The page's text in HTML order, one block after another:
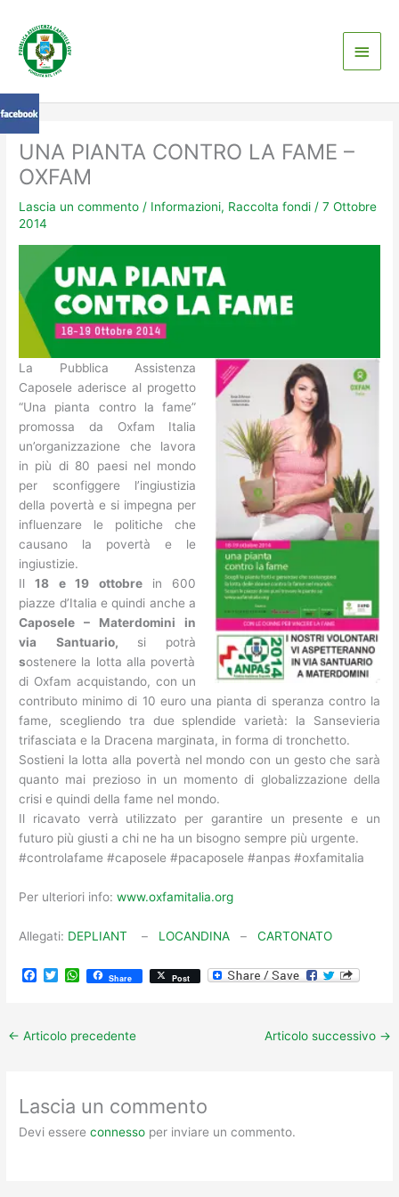
contenuto
Menu
UNA PIANTA CONTRO LA FAME –
OXFAM
Lascia un commento / Informazioni, Raccolta fondi /7 Ottobre
2014
La Pubblica Assistenza
Caposele aderisce al progetto
“Una pianta contro la fame”
promossa da Oxfam Italia
un’organizzazione che lavora
in più di 80 paesi nel mondo
per sconfiggere l’ingiustizia
della povertà e si impegna per
influenzare le politiche che
causano la povertà e le
ingiustizie.
Il18 e 19 ottobrein 600
piazze d’Italia e quindi anche a
Caposele – Materdomini in
via Santuario, si potrà
sostenere la lotta alla povertà
di Oxfam acquistando, con un
contributo minimo di 10 euro una pianta di speranza contro la
fame, scegliendo tra due splendide varietà: la Sansevieria
trifasciata e la Dracena marginata, in forma di tronchetto.
Sostieni la lotta alla povertà nel mondo con un gesto che sarà
quanto mai prezioso in un momento di globalizzazione della
crisi e quindi della fame nel mondo.
Il ricavato verrà utilizzato per garantire un presente e un
futuro più giusti a chi ne ha un bisogno sempre più urgente.
#controlafame #caposele #pacaposele #anpas #oxfamitalia
Per ulteriori info:www.oxfamitalia.org
Allegati: DEPLIANT – LOCANDINA –CARTONATO
F
b
o
T
t
e
W
h
s
A
Share Post
← Articolo precedente Articolo successivo →
Lascia un commento
Devi essereconnesso per inviare un commento.